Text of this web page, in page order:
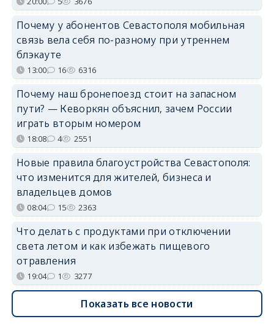
Почему у абонентов Севастополя мобильная
связь вела себя по-разному при утреннем
блэкауте
13:00 16 6316
Почему наш бронепоезд стоит на запасном
пути? — Кеворкян объяснил, зачем России
играть вторым номером
18:08 4 2551
Новые правила благоустройства Севастополя:
что изменится для жителей, бизнеса и
владельцев домов
08:04 15 2363
Что делать с продуктами при отключении
света летом и как избежать пищевого
отравления
19:04 1 3277
Показать все новости